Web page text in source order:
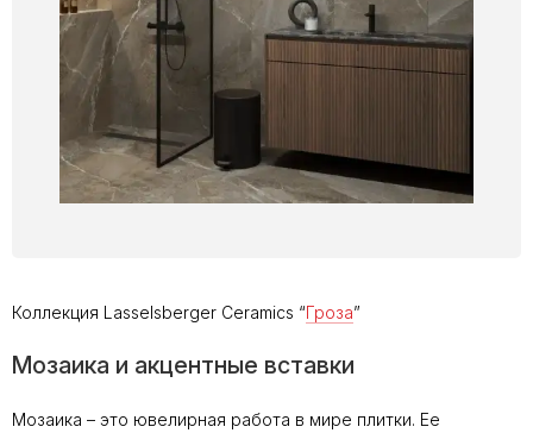
Коллекция Lasselsberger Ceramics “Гроза”
Мозаика и акцентные вставки
Мозаика – это ювелирная работа в мире плитки. Ее